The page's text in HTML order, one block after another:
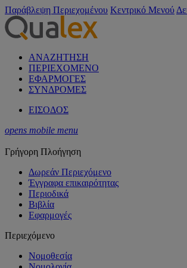
Παράβλεψη Περιεχομένου Κεντρικό Μενού
ΑΝΑΖΗΤΗΣΗ
ΠΕΡΙΕΧΟΜΕΝΟ
ΕΦΑΡΜΟΓΕΣ
ΣΥΝΔΡΟΜΕΣ
ΕΙΣΟΔΟΣ
opens mobile menu
Γρήγορη Πλοήγηση
Δωρεάν Περιεχόμενο
Έγγραφα επικαιρότητας
Περιοδικά
Βιβλία
Εφαρμογές
Περιεχόμενο
Νομοθεσία